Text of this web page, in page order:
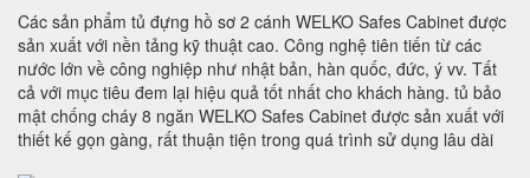
Các sản phẩm tủ đựng hồ sơ 2 cánh WELKO Safes Cabinet được
sản xuất với nền tảng kỹ thuật cao. Công nghệ tiên tiến từ các
nước lớn về công nghiệp như nhật bản, hàn quốc, đức, ý vv. Tất
cả với mục tiêu đem lại hiệu quả tốt nhất cho khách hàng. tủ bảo
mật chống cháy 8 ngăn WELKO Safes Cabinet được sản xuất với
thiết kế gọn gàng, rất thuận tiện trong quá trình sử dụng lâu dài